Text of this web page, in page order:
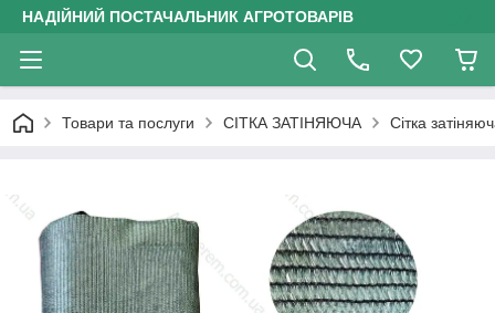
НАДІЙНИЙ ПОСТАЧАЛЬНИК АГРОТОВАРІВ
Товари та послуги СІТКА ЗАТІНЯЮЧА Сітка